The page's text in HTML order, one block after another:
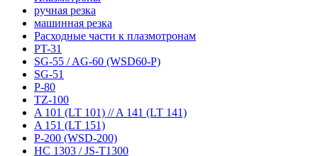
ручная резка
машинная резка
Расходные части к плазмотронам
PT-31
SG-55 / AG-60 (WSD60-P)
SG-51
P-80
TZ-100
A 101 (LT 101) // A 141 (LT 141)
A 151 (LT 151)
P-200 (WSD-200)
HC 1303 / JS-T1300